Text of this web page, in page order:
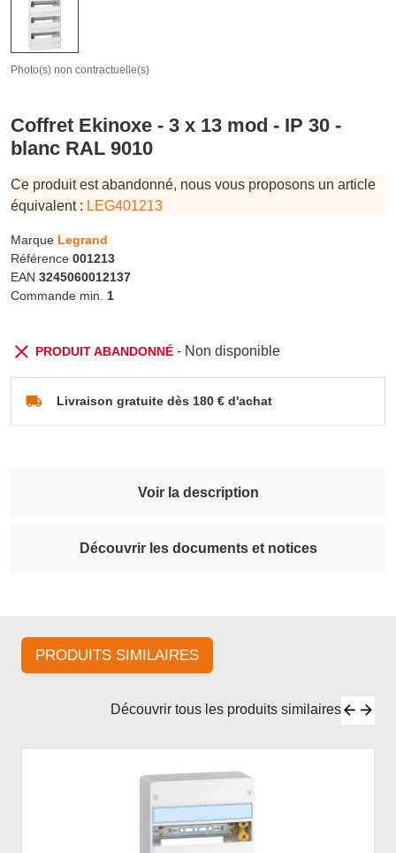
Photo(s) non contractuelle(s)
Coffret Ekinoxe - 3 x 13 mod - IP 30 -
blanc RAL 9010
Ce produit est abandonné, nous vous proposons un article
équivalent : LEG401213
Marque Legrand
Référence 001213
EAN 3245060012137
Commande min. 1
PRODUIT ABANDONNÉ- Non disponible
Livraison gratuite dès 180 € d'achat
Voir la description
Découvrir les documents et notices
PRODUITS SIMILAIRES
Découvrir tous les produits similaires